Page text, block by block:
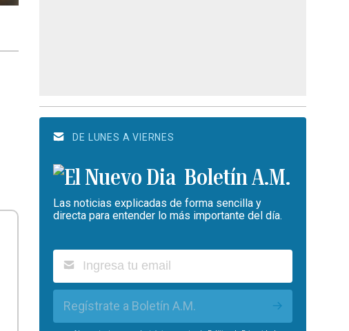
DE LUNES A VIERNES
Boletín A.M.
Las noticias explicadas de forma sencilla y
directa para entender lo más importante del día.
Regístrate a Boletín A.M.